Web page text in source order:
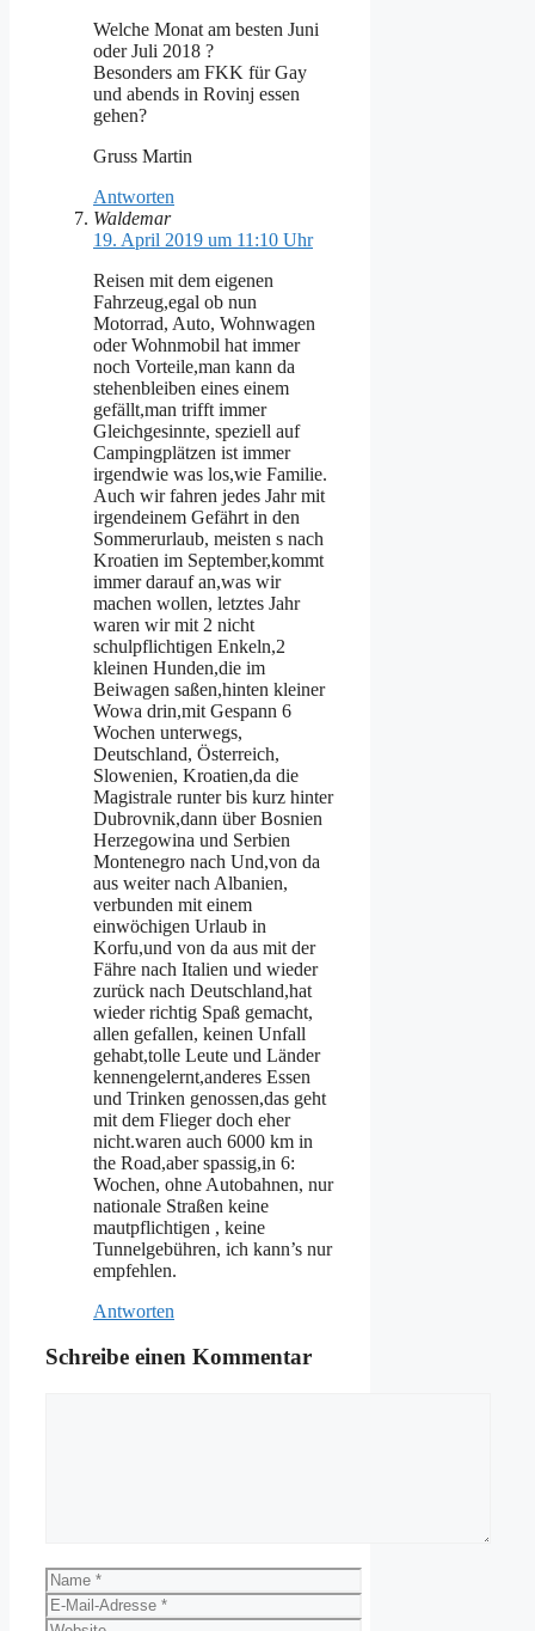
Welche Monat am besten Juni
oder Juli 2018 ?
Besonders am FKK für Gay
und abends in Rovinj essen
gehen?
Gruss Martin
Antworten
Waldemar
19. April 2019 um 11:10 Uhr
Reisen mit dem eigenen
Fahrzeug,egal ob nun
Motorrad, Auto, Wohnwagen
oder Wohnmobil hat immer
noch Vorteile,man kann da
stehenbleiben eines einem
gefällt,man trifft immer
Gleichgesinnte, speziell auf
Campingplätzen ist immer
irgendwie was los,wie Familie.
Auch wir fahren jedes Jahr mit
irgendeinem Gefährt in den
Sommerurlaub, meisten s nach
Kroatien im September,kommt
immer darauf an,was wir
machen wollen, letztes Jahr
waren wir mit 2 nicht
schulpflichtigen Enkeln,2
kleinen Hunden,die im
Beiwagen saßen,hinten kleiner
Wowa drin,mit Gespann 6
Wochen unterwegs,
Deutschland, Österreich,
Slowenien, Kroatien,da die
Magistrale runter bis kurz hinter
Dubrovnik,dann über Bosnien
Herzegowina und Serbien
Montenegro nach Und,von da
aus weiter nach Albanien,
verbunden mit einem
einwöchigen Urlaub in
Korfu,und von da aus mit der
Fähre nach Italien und wieder
zurück nach Deutschland,hat
wieder richtig Spaß gemacht,
allen gefallen, keinen Unfall
gehabt,tolle Leute und Länder
kennengelernt,anderes Essen
und Trinken genossen,das geht
mit dem Flieger doch eher
nicht.waren auch 6000 km in
the Road,aber spassig,in 6:
Wochen, ohne Autobahnen, nur
nationale Straßen keine
mautpflichtigen , keine
Tunnelgebühren, ich kann’s nur
empfehlen.
Antworten
Schreibe einen Kommentar
Name
E-
Mail-